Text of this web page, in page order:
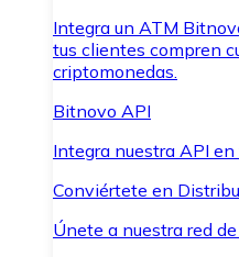
Integra un ATM
tus clientes compren
criptomonedas.
Bitnovo API
Integra nuestra API
Conviértete en
Únete a nuestra red